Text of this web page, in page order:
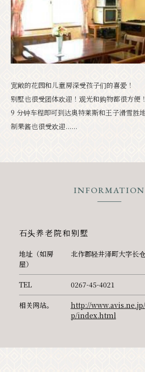
胜地
经典
商店
示范
活动
通知 访问 手册
照片
其他协会成员
旅游咨询中心
关于旅游协会
宽敞的花园和儿童房深受孩子们的喜爱！
别墅也很受团体欢迎！观光和购物都很方便！
9 分钟车程即可到达奥特莱斯和王子滑雪胜
制果酱也很受欢迎......
INFORMATION
石头养老院和别墅
地址（如房
屋）
北作郡轻井泽町大字长
TEL 0267-45-4021
相关网站。
http://
p/index.html